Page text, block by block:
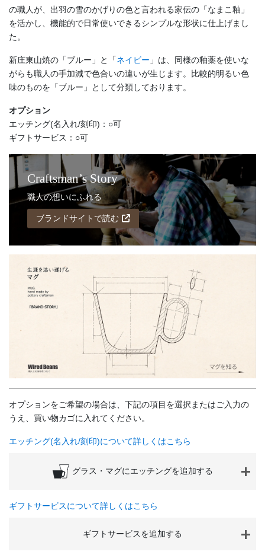
の職人が、出羽の雪のかげりの色と言われる家伝の「なまこ釉」
を活かし、機能的で日常使いできるシンプルな形状に仕上げまし
た。
新庄東山焼の「ブルー」と「ネイビー 」は、同様の釉薬を使いな
がらも職人の手加減で色合いの違いが生じます。比較的明るい色
味のものを「ブルー」として分類しております。
オプション
エッチング(名入れ/刻印)：○可
ギフトサービス：○可
Craftsman’s Story
職人の想いにふれる
ブランドサイトで読む
オプションをご希望の場合は、下記の項目を選択またはご入力の
うえ、買い物カゴに入れてください。
エッチング(名入れ/刻印)について詳しくはこちら
グラス・マグにエッチングを追加する
ギフトサービスについて詳しくはこちら
ギフトサービスを追加する